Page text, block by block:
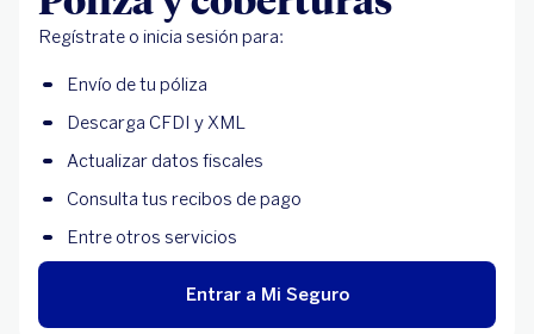
Regístrate o inicia sesión para:
Envío de tu póliza
Descarga CFDI y XML
Actualizar datos fiscales
Consulta tus recibos de pago
Entre otros servicios
Entrar a Mi Seguro